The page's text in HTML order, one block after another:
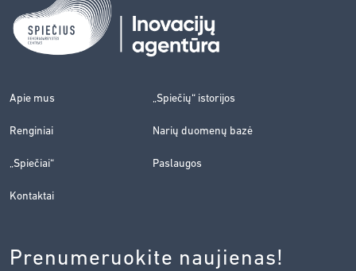
Apie mus „Spiečių“ istorijos
Renginiai Narių duomenų bazė
„Spiečiai“ Paslaugos
Kontaktai
Prenumeruokite naujienas!